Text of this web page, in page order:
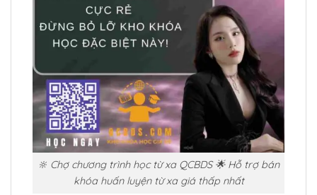
🔆 Chợ chương trình học từ xa QCBDS 🌟 Hỗ trợ bán
khóa huấn luyện từ xa giá thấp nhất